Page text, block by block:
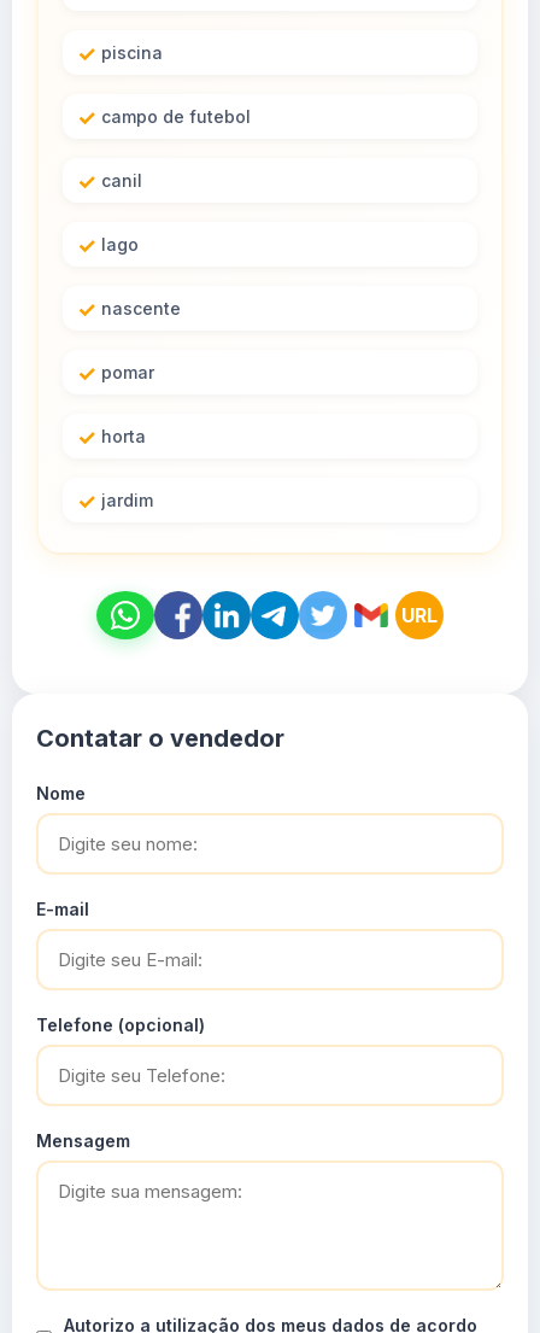
piscina
campo de futebol
canil
lago
nascente
pomar
horta
jardim
URL
Contatar o vendedor
Nome
E-mail
Telefone (opcional)
Mensagem
Autorizo a utilização dos meus dados de acordo